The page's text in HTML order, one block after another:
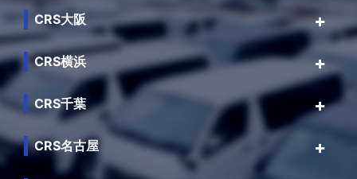
CRS大阪
CRS横浜
CRS千葉
CRS名古屋